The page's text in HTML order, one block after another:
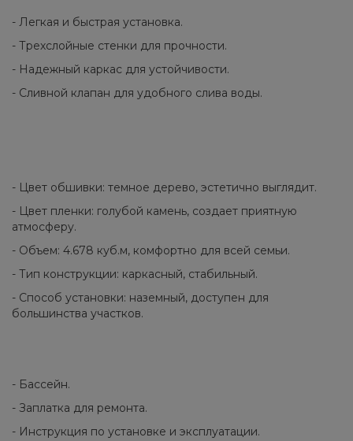
- Легкая и быстрая установка.
- Трехслойные стенки для прочности.
- Надежный каркас для устойчивости.
- Сливной клапан для удобного слива воды.
- Цвет обшивки: темное дерево, эстетично выглядит.
- Цвет пленки: голубой камень, создает приятную
атмосферу.
- Объем: 4.678 куб.м, комфортно для всей семьи.
- Тип конструкции: каркасный, стабильный.
- Способ установки: наземный, доступен для
большинства участков.
- Бассейн.
- Заплатка для ремонта.
- Инструкция по установке и эксплуатации.